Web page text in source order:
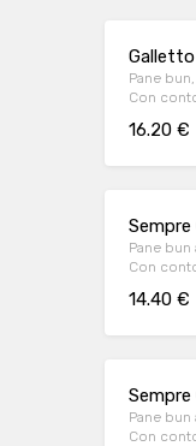
Pane
Con
16.20 €
Sempre
Pane
Con
14.40 €
Pane
Con